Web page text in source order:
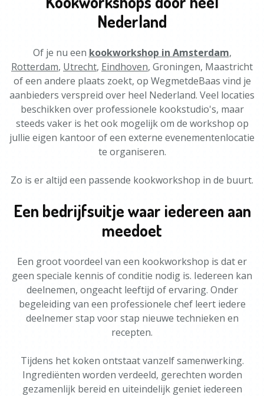
Nederland
Of je nu een kookworkshop in Amsterdam,
Rotterdam, Utrecht, Eindhoven, Groningen, Maastricht
of een andere plaats zoekt, op WegmetdeBaas vind je
aanbieders verspreid over heel Nederland. Veel locaties
beschikken over professionele kookstudio's, maar
steeds vaker is het ook mogelijk om de workshop op
jullie eigen kantoor of een externe evenementenlocatie
te organiseren.
Zo is er altijd een passende kookworkshop in de buurt.
Een bedrijfsuitje waar iedereen aan
meedoet
Een groot voordeel van een kookworkshop is dat er
geen speciale kennis of conditie nodig is. Iedereen kan
deelnemen, ongeacht leeftijd of ervaring. Onder
begeleiding van een professionele chef leert iedere
deelnemer stap voor stap nieuwe technieken en
recepten.
Tijdens het koken ontstaat vanzelf samenwerking.
Ingrediënten worden verdeeld, gerechten worden
gezamenlijk bereid en uiteindelijk geniet iedereen